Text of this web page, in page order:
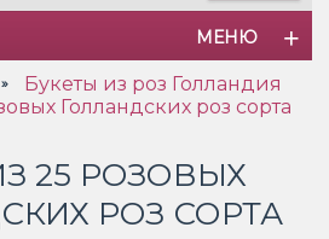
МЕНЮ
» Букеты из роз Голландия
Голландских роз сорта
25 РОЗОВЫХ
РОЗ СОРТА